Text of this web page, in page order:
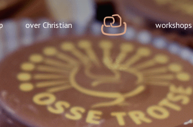
over Christian Home workshops